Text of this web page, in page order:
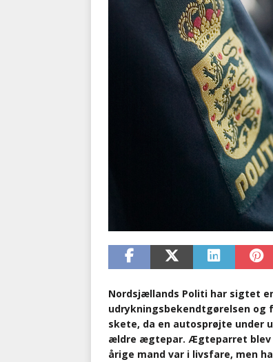
nødsporet
Nordsjællands Politi har sigtet
udrykningsbekendtgørelsen og
skete, da en autosprøjte under
ældre ægtepar. Ægteparret blev
årige mand var i livsfare, men